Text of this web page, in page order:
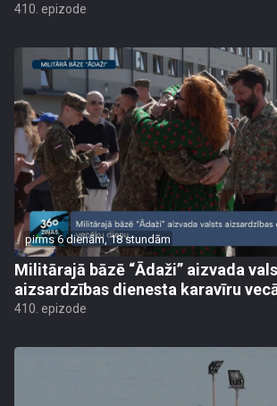
410. epizode
pirms 6 dienām, 18 stundām
Militārajā bāzē “Ādaži” aizvada
aizsardzības dienesta karavīru
410. epizode